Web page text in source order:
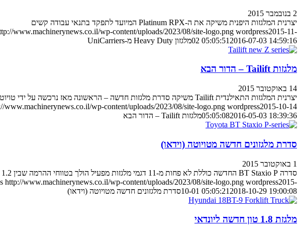
2 בנובמבר 2015
יצרנית המלגזות היפנית משיקה את ה-Platinum RPX המיועד לתפקד בתנאי עבודה קשים
www.machinerynews.co.il/wp-content/uploads/2023/08/site-logo.png wordpress2015-11-
02 05:05:51 2016-07-03 14:59:16 מלגזון Heavy Duty מ-UniCarriers
מלגזות Tailift – הדור הבא
14 באוקטובר 2015
יצרנית המלגזות התאילנדית Tailift משיקה סדרת מלגזות חדשה – הראשונה מאז נרכשה על ידי טויוטה. הנה הפרטים שכבר נחשפו
www.machinerynews.co.il/wp-content/uploads/2023/08/site-logo.png wordpress2015-10-14
05:05:082016-05-03 18:39:36 מלגזות Tailift – הדור הבא
סדרת מלגזונים חדשה מטויוטה (וידאו)
1 באוקטובר 2015
סדרה BT Staxio P החדשה כוללת לא פחות מ-11 דגמי מלגזות מפעיל הולך בטווחי ההרמה שבין 1.2 ל-2.0 טון
http://www.machinerynews.co.il/wp-content/uploads/2023/08/site-logo.png wordpress2015-
10-01 05:05:21 2018-10-29 19:00:08 סדרת מלגזונים חדשה מטויוטה (וידאו)
מלגזת 1.8 טון חדשה ליונדאי